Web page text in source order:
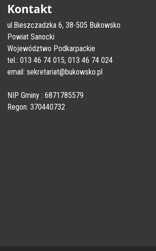
Kontakt
ul.Bieszczadzka 6, 38-505 Bukowsko
Powiat Sanocki
Województwo Podkarpackie
tel.: 013 46 74 015, 013 46 74 024
email: sekretariat@bukowsko.pl
NIP Gminy : 6871785579
Regon: 370440732